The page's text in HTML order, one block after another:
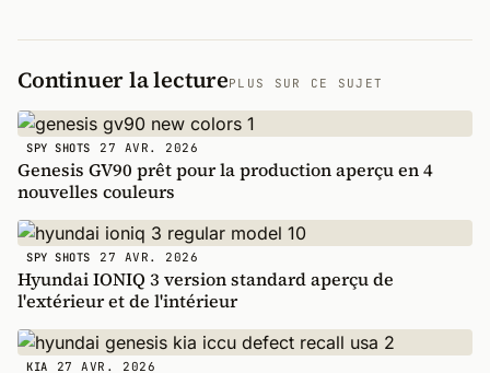
Continuer la lecturePLUS SUR CE SUJET
SPY SHOTS 27 AVR. 2026
Genesis GV90 prêt pour la production aperçu en 4
nouvelles couleurs
SPY SHOTS 27 AVR. 2026
Hyundai IONIQ 3 version standard aperçu de
l'extérieur et de l'intérieur
KIA 27 AVR. 2026